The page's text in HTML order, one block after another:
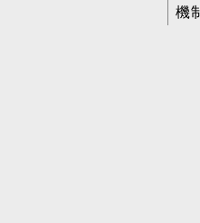
機